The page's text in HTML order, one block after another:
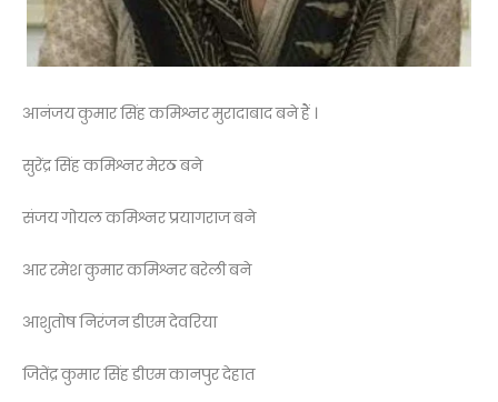
आनंजय कुमार सिंह कमिश्नर मुरादाबाद बने हैं ।
सुरेंद्र सिंह कमिश्नर मेरठ बने
संजय गोयल कमिश्नर प्रयागराज बने
आर रमेश कुमार कमिश्नर बरेली बने
आशुतोष निरंजन डीएम देवरिया
जितेंद्र कुमार सिंह डीएम कानपुर देहात